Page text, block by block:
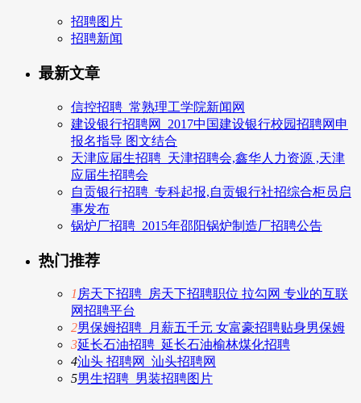
招聘图片
招聘新闻
最新文章
信控招聘_常熟理工学院新闻网
建设银行招聘网_2017中国建设银行校园招聘网申
报名指导 图文结合
天津应届生招聘_天津招聘会,鑫华人力资源 ,天津
应届生招聘会
自贡银行招聘_专科起报,自贡银行社招综合柜员启
事发布
锅炉厂招聘_2015年邵阳锅炉制造厂招聘公告
热门推荐
1 房天下招聘_房天下招聘职位 拉勾网 专业的互联
网招聘平台
2男保姆招聘_月薪五千元 女富豪招聘贴身男保姆
3延长石油招聘_延长石油榆林煤化招聘
4汕头 招聘网_汕头招聘网
5男生招聘_男装招聘图片